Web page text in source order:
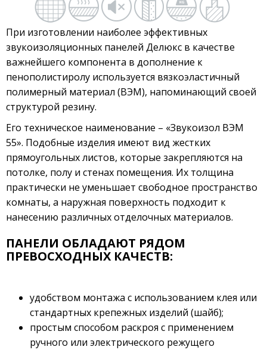
Блоки и сэндвич панели
Сэндвич панель «Делюкс» XPS+OSB
Сэндвич панель «Делюкс» XPS+SML
Сэндвич панель «Делюкс» DL+SML
Сэндвич панель «Делюкс» DL+OSB
Сэндвич панель «Делюкс» OSB+XPS+OSB
Сэндвич панель «Делюкс» SML+XPS+SML
Блоки с SML
Блоки c OSB
Комплектующие
Алюминиевые профили
Гидроизолирующие составы
Гидроизоляционные ленты
Дюбеля
Закладные детали
Направляющие детали
Сетки (штукатурные, строительные)
Элементы крепежа
При изготовлении наиболее эффективных
звукоизоляционных панелей Делюкс в качестве
важнейшего компонента в дополнение к
пенополистиролу используется вязкоэластичный
полимерный материал (ВЭМ), напоминающий своей
структурой резину.
Его техническое наименование – «Звукоизол ВЭМ
55». Подобные изделия имеют вид жестких
прямоугольных листов, которые закрепляются на
потолке, полу и стенах помещения. Их толщина
практически не уменьшает свободное пространство
комнаты, а наружная поверхность подходит к
нанесению различных отделочных материалов.
ПАНЕЛИ ОБЛАДАЮТ РЯДОМ
ПРЕВОСХОДНЫХ КАЧЕСТВ:
удобством монтажа с использованием клея или
стандартных крепежных изделий (шайб);
простым способом раскроя с применением
ручного или электрического режущего